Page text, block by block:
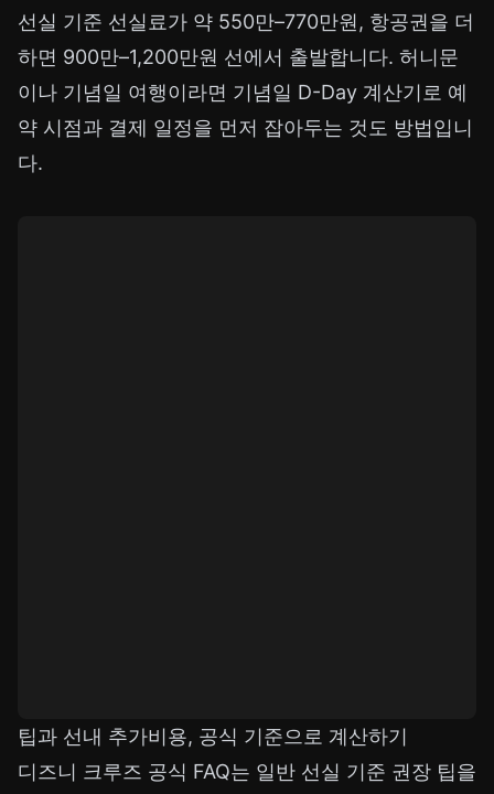
선실 기준 선실료가 약 550만–770만원, 항공권을 더
하면 900만–1,200만원 선에서 출발합니다. 허니문
이나 기념일 여행이라면 기념일 D-Day 계산기로 예
약 시점과 결제 일정을 먼저 잡아두는 것도 방법입니
다.
팁과 선내 추가비용, 공식 기준으로 계산하기
디즈니 크루즈 공식 FAQ는 일반 선실 기준 권장 팁을